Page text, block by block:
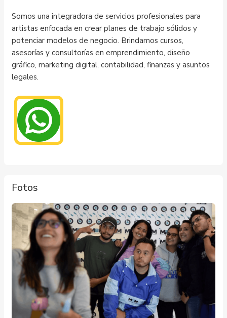
Somos una integradora de servicios profesionales para
artistas enfocada en crear planes de trabajo sólidos y
potenciar modelos de negocio. Brindamos cursos,
asesorías y consultorías en emprendimiento, diseño
gráfico, marketing digital, contabilidad, finanzas y asuntos
legales.
Fotos